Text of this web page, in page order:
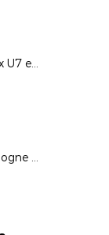
Préparation des plateaux U7 et U9
Challenge Georges Boulogne 2016